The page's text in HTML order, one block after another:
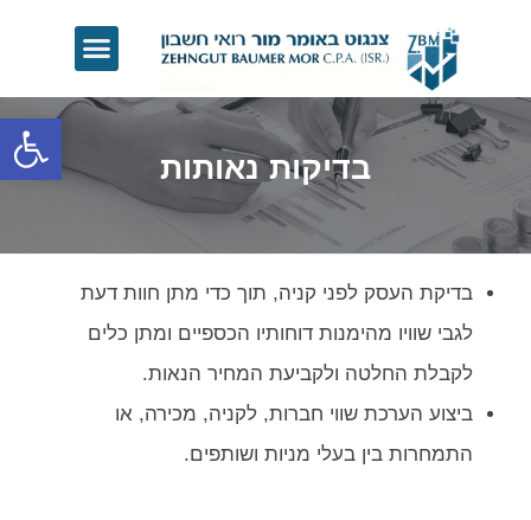
פתח סרגל נגישות
בדיקות נאותות
בדיקת העסק לפני קניה, תוך כדי מתן חוות דעת
לגבי שוויו מהימנות דוחותיו הכספיים ומתן כלים
לקבלת החלטה ולקביעת המחיר הנאות.
ביצוע הערכת שווי חברות, לקניה, מכירה, או
התמחרות בין בעלי מניות ושותפים.